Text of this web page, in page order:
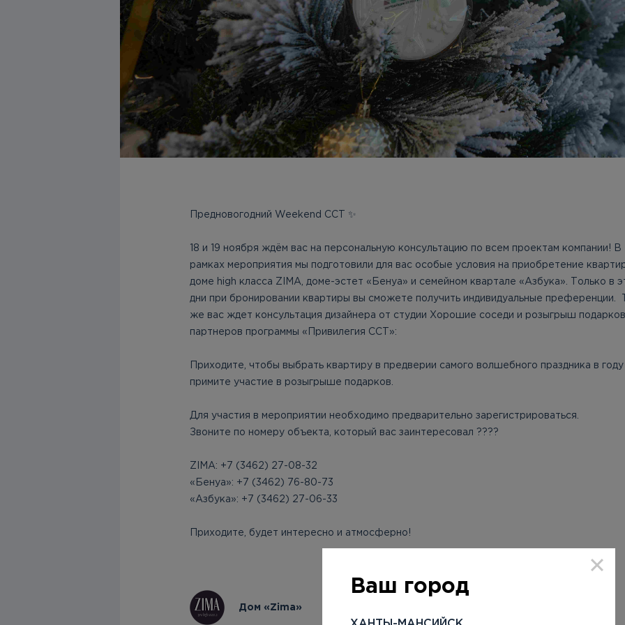
Ваш город
Предновогодний Weekend ССТ ✨
18 и 19 ноября ждём вас на персональную консультацию по всем проектам компании! В
рамках мероприятия мы подготовили для вас особые условия на приобретение
доме high класса ZIMA, доме-эстет «Бенуа» и cемейном квартале «Азбука». Только в
дни при бронировании квартиры вы сможете получить индивидуальные преференции.
же вас ждет консультация дизайнера от студии Хорошие соседи и розыгрыш
партнеров программы «Привилегия ССТ»:
Приходите, чтобы выбрать квартиру в предверии самого волшебного праздника в году
примите участие в розыгрыше подарков.
Для участия в мероприятии необходимо предварительно зарегистрироваться.
Звоните по номеру объекта, который вас заинтересовал ????
ZIMA: +7 (3462) 27-08-32
«Бенуа»: +7 (3462) 76-80-73
«Азбука»: +7 (3462) 27-06-33
Приходите, будет интересно и атмосферно!
Дом «Zima»